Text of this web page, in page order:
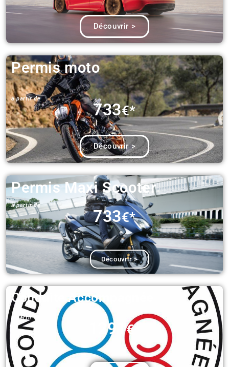
Découvrir >
Permis moto
à partir de​
733€*
Découvrir >
Permis Maxi Scooter
à partir de​
733€*
Découvrir >
Conduite Accompagnée​
à partir de​
1291€*